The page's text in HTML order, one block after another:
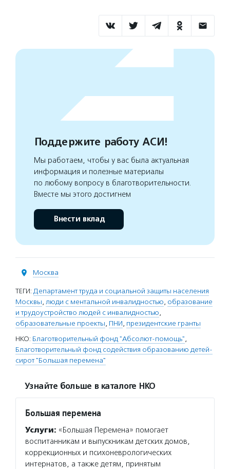
Поддержите работу АСИ!
Мы работаем, чтобы у вас была актуальная
информация и полезные материалы
по любому вопросу в благотворительности.
Вместе мы этого достигнем
Внести вклад
Москва
ТЕГИ: Департамент труда и социальной защиты населения
Москвы, люди с ментальной инвалидностью, образование
и трудоустройство людей с инвалидностью,
образовательные проекты, ПНИ, президентские гранты
НКО: Благотворительный фонд "Абсолют-помощь",
Благотворительный фонд содействия образованию детей-
сирот "Большая перемена"
Узнайте больше в каталоге НКО
Большая перемена
Услуги: «Большая Перемена» помогает
воспитанникам и выпускникам детских домов,
коррекционных и психоневрологических
интернатов, а также детям, принятым